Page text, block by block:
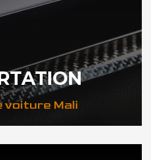
voiture Mali